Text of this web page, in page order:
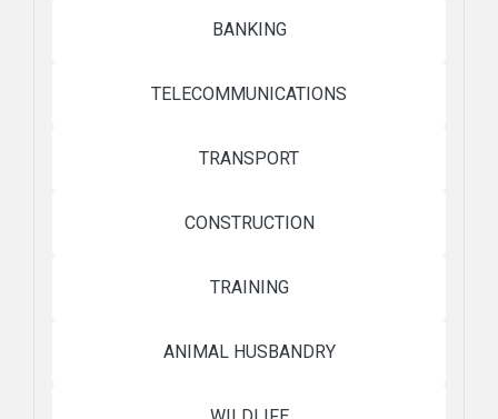
BANKING
TELECOMMUNICATIONS
TRANSPORT
CONSTRUCTION
TRAINING
ANIMAL HUSBANDRY